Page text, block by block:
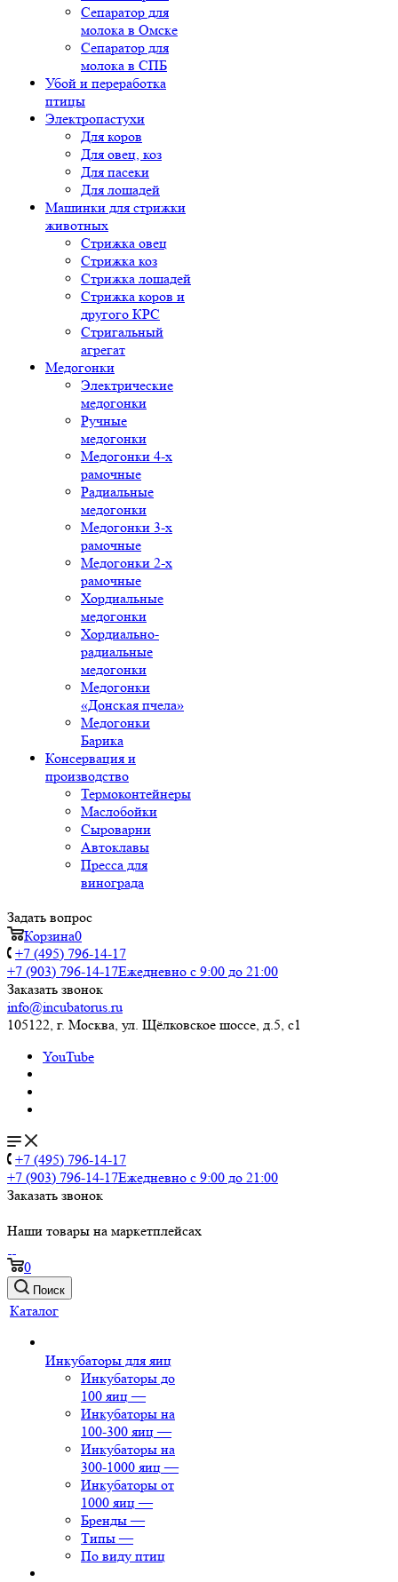
Сепаратор для
молока в Омске
Сепаратор для
молока в СПБ
Убой и переработка
птицы
Электропастухи
Для коров
Для овец, коз
Для пасеки
Для лошадей
Машинки для стрижки
животных
Стрижка овец
Стрижка коз
Стрижка лошадей
Стрижка коров и
другого КРС
Стригальный
агрегат
Медогонки
Электрические
медогонки
Ручные
медогонки
Медогонки 4-х
рамочные
Радиальные
медогонки
Медогонки 3-х
рамочные
Медогонки 2-х
рамочные
Хордиальные
медогонки
Хордиально-
радиальные
медогонки
Медогонки
«Донская пчела»
Медогонки
Барика
Консервация и
производство
Термоконтейнеры
Маслобойки
Сыроварни
Автоклавы
Пресса для
винограда
Задать вопрос
Корзина0
+7 (495) 796-14-17
+7 (903) 796-14-17Ежедневно с 9:00 до 21:00
Заказать звонок
info@incubatorus.ru
105122, г. Москва, ул. Щёлковское шоссе, д.5, с1
YouTube
+7 (495) 796-14-17
+7 (903) 796-14-17Ежедневно с 9:00 до 21:00
Заказать звонок
Наши товары на маркетплейсах
0
Поиск
Каталог
Инкубаторы для яиц
Инкубаторы до
100 яиц —
Инкубаторы на
100-300 яиц —
Инкубаторы на
300-1000 яиц —
Инкубаторы от
1000 яиц —
Бренды —
Типы —
По виду птиц